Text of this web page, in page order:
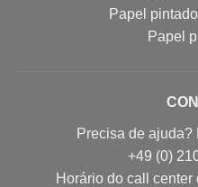
Papel
Papel
Precisa de ajuda?
+49 (0)
Horário do call